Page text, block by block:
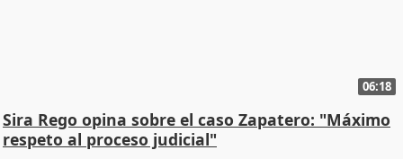
06:18
Sira Rego opina sobre el caso Zapatero: "Máximo
respeto al proceso judicial"